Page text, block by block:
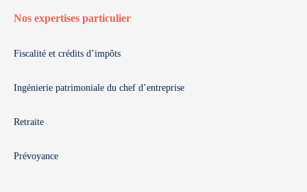
Nos expertises particulier
Fiscalité et crédits d’impôts
Ingénierie patrimoniale du chef d’entreprise
Retraite
Prévoyance